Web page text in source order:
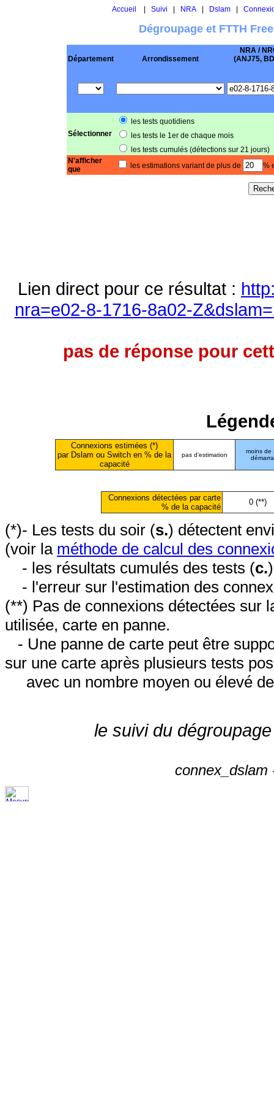
Accueil Suivi NRA| Dslam|
Dégroupage et FTTH
Département Arrondissement
NRA /
(ANJ75,
Sélectionner
les tests quotidiens
les tests le 1er de chaque mois
les tests cumulés (détections sur 21 jours)
N'afficher
que
les estimations variant de plus de %
Lien direct pour ce résultat :
nra=e02-8-1716-8a02-
pas de réponse pour
Connexions estimées (*)
par Dslam ou Switch en % de la
capacité
pas d'estimation
moins de
Connexions détectées par carte
% de la capacité
0 (**)
(*)- Les tests du soir (s.) détectent
(voir la méthode de calcul des
- les résultats cumulés des tests (c.
- l'erreur sur l'estimation des
(**) Pas de connexions détectées sur
utilisée, carte en panne.
- Une panne de carte peut être
sur une carte après plusieurs tests
avec un nombre moyen ou élevé
le suivi du
connex_dslam